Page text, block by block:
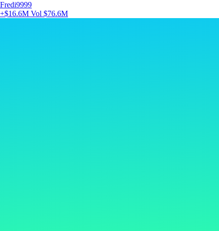
Fredi9999
+$16.6M Vol $76.6M